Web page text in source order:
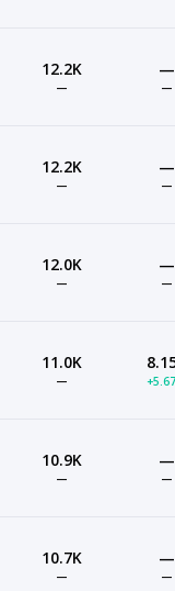
12.2K
—
—
—
12.2K
—
—
—
12.0K
—
—
—
11.0K
—
10.9K
—
—
—
10.7K
—
—
—